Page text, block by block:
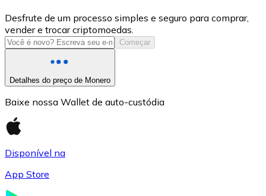
USD Coin
USDC
Desfrute de um processo simples e seguro para comprar,
vender e trocar criptomoedas.
Começar
Detalhes do preço de Monero
Baixe nossa Wallet de auto-custódia
Disponível na
App Store